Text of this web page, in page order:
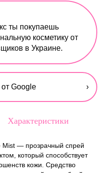
ты покупаешь
косметику от
в Украине.
от Google ›
Характеристики
Mist — прозрачный спрей
который способствует
кожи. Средство